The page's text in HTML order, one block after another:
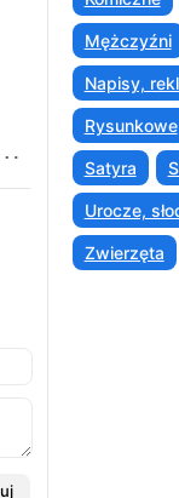
Mężczyźni
Napisy,
Rysunkowe
Satyra
Urocze,
Zwierzęta